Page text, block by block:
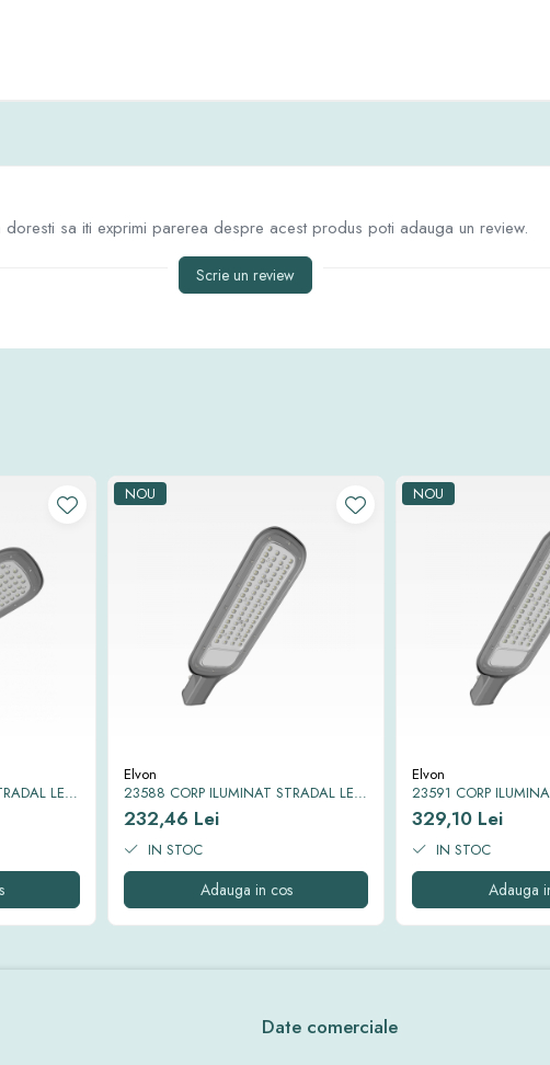
doresti sa iti exprimi parerea despre acest produs poti adauga un review.
Scrie un review
LED
50W
NOU
Elvon
23588 CORP ILUMINAT STRADAL LED
SMD EQUINOX II 6500K IP65 70W
232,46 Lei
IN STOC
Adauga in cos
NOU
Elvon
23591 CORP
SMD EQUINOX II
329,10 Lei
IN STOC
Adauga
Date comerciale